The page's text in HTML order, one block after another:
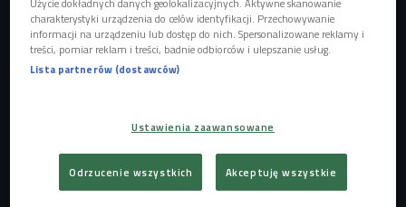
Album "Serce" zawiera największe hity Zalii, takie jak
"znowu sam", który zapewnił jej nominację do konkursu o
"Bursztynowego Słowika", balladę "my", która została
najdłużej utrzymywał się na listach największych rozgłośni
radiowych. Na płycie nie brakuje również współprac z
innymi artystami - w "nie mam dla ciebie nic" usłyszymy
Użycie dokładnych danych geolokalizacyjnych. Aktywne skanowanie
charakterystyki urządzenia do celów identyfikacji. Przechowywanie
informacji na urządzeniu lub dostęp do nich. Spersonalizowane reklamy i
treści, pomiar reklam i treści, badnie odbiorców i ulepszanie usług.
Lista partnerów (dostawców)
Ustawienia zaawansowane
Odrzucenie wszystkich Akceptuję wszystkie